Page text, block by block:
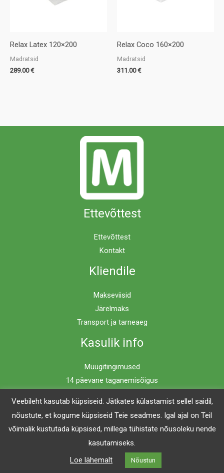
Relax Latex 120×200
Madratsid
289.00€
Relax Coco 160×200
Madratsid
311.00€
Ettevõttest
Ettevõttest
Kontakt
Kliendile
Makseviisid
Järelmaks
Transport ja tarneaeg
Kasulik info
Müügitingimused
14 päevane taganemisõigus
Copyright © 2026 Mööblimaailm | Powered by Mööblimaailm
Veebileht kasutab küpsiseid. Jätkates külastamist sellel saidil,
nõustute, et kogume küpsiseid Teie seadmes. Igal ajal on Teil
võimalik kustutada küpsised, millega tühistate nõusoleku nende
kasutamiseks.
Loe lähemalt
Nõustun